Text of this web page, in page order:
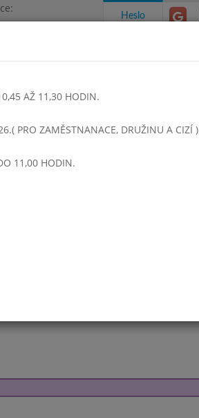
Heslo
Únor 2017 Březen 2017
AŽ 11,30 HODIN.
PRO ZAMĚSTNANACE, DRUŽINU A CIZÍ )
11,00 HODIN.